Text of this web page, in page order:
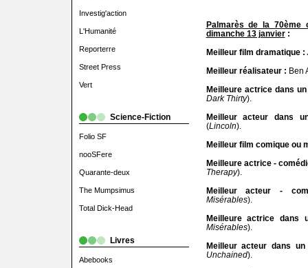
Investig'action
L'Humanité
Reporterre
Street Press
Vert
Science-Fiction
Folio SF
nooSFere
Quarante-deux
The Mumpsimus
Total Dick-Head
Livres
Abebooks
Palmarès de la 70ème
dimanche 13 janvier:
Meilleur film dramatique :
Meilleur réalisateur : Ben
Meilleure actrice dans
Dark Thirty).
Meilleur acteur dans
(Lincoln).
Meilleur film comique ou
Meilleure actrice -
Therapy).
Meilleur acteur -
Misérables).
Meilleure actrice dans
Misérables).
Meilleur acteur dans
Unchained).